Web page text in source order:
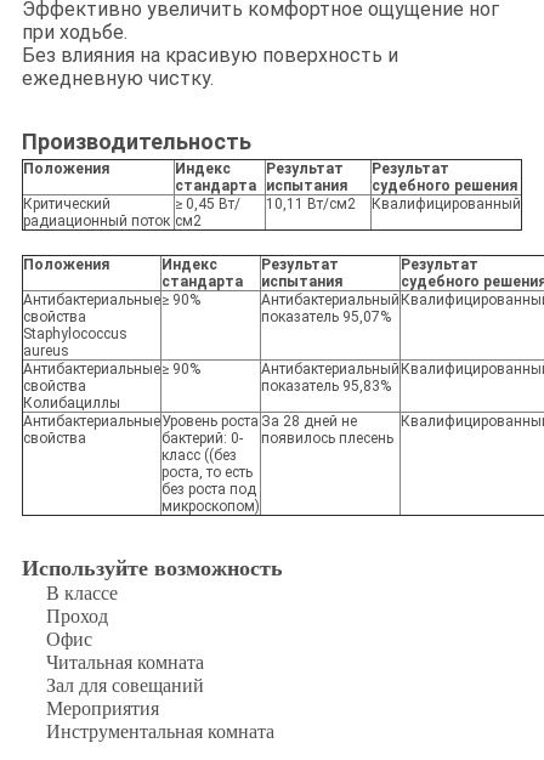
Эффективно увеличить комфортное ощущение ног
при ходьбе.
Без влияния на красивую поверхность и
ежедневную чистку.
Производительность
Положения
Индекс
стандарта
Результат
испытания
Результат
судебного решения
Критический
радиационный поток
≥ 0,45 Вт/
см2
10,11 Вт/см2 Квалифицированный
Положения
Индекс
стандарта
Результат
испытания
Результат
судебного
Антибактериальные
свойства
Staphylococcus
aureus
≥ 90%
Антибактериальный
показатель 95,07%
Антибактериальные
свойства
Колибациллы
≥ 90%
Антибактериальный
показатель 95,83%
Антибактериальные
свойства
Уровень роста
бактерий: 0-
класс ((без
роста, то есть
без роста под
микроскопом)
За 28 дней не
появилось плесень
Используйте возможность
В классе
Проход
Офис
Читальная комната
Зал для совещаний
Мероприятия
Инструментальная комната